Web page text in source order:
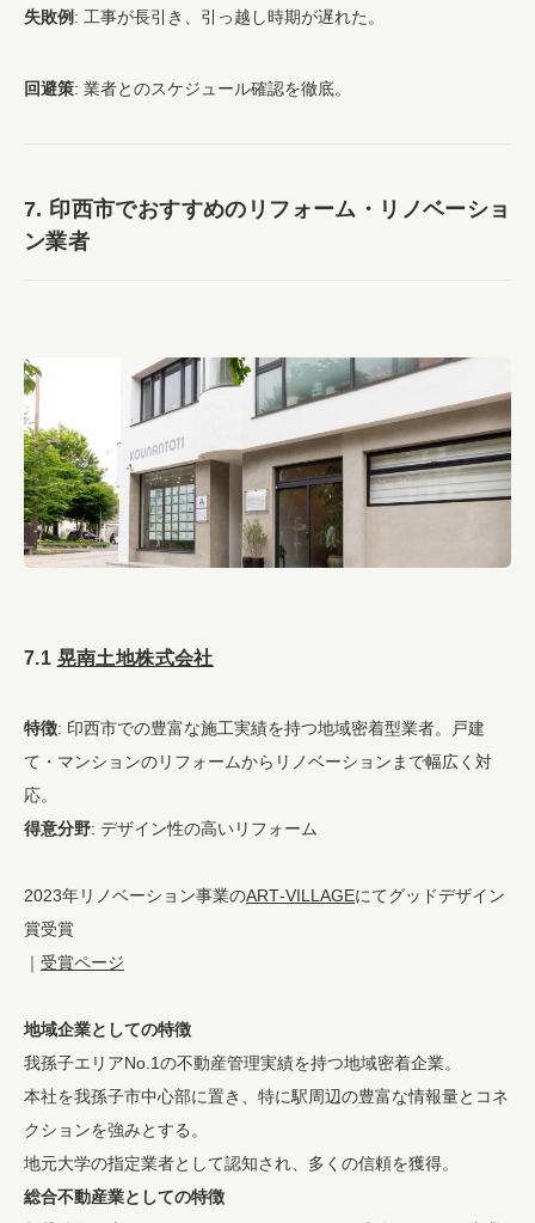
失敗例: 工事が長引き、引っ越し時期が遅れた。
回避策: 業者とのスケジュール確認を徹底。
7. 印西市でおすすめのリフォーム・リノベーショ
ン業者
7.1 晃南土地株式会社
特徴: 印西市での豊富な施工実績を持つ地域密着型業者。戸建
て・マンションのリフォームからリノベーションまで幅広く対
応。
得意分野: デザイン性の高いリフォーム
2023年リノベーション事業のART-VILLAGEにてグッドデザイン
賞受賞
｜ 受賞ページ
地域企業としての特徴
我孫子エリアNo.1の不動産管理実績を持つ地域密着企業。
本社を我孫子市中心部に置き、特に駅周辺の豊富な情報量とコネ
クションを強みとする。
地元大学の指定業者として認知され、多くの信頼を獲得。
総合不動産業としての特徴